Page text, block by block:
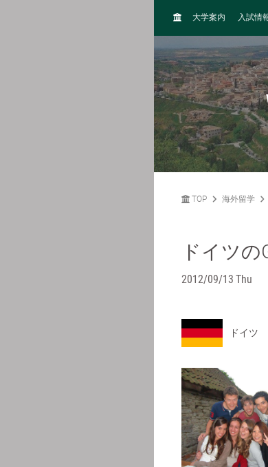
H
E
大学案内 入試情
TOP 海外留学
ドイツ
2012/09/13 Thu
ドイツ